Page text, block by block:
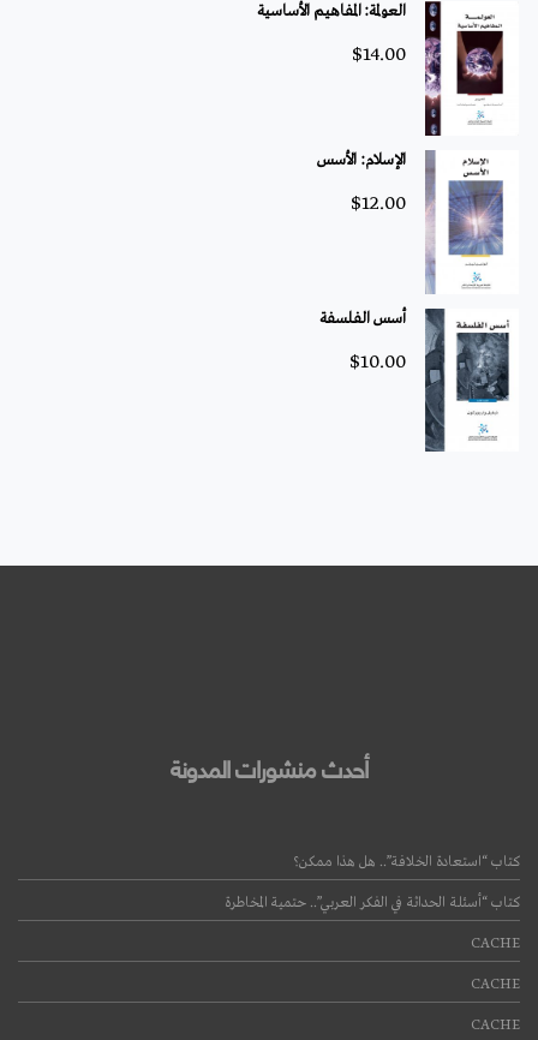
العولمة: المفاهيم الأساسية
$14.00
الإسلام: الأسس
$12.00
أسس الفلسفة
$10.00
أحدث منشورات المدونة
كتاب “استعادة الخلافة”.. هل هذا ممكن؟
كتاب “أسئلة الحداثة في الفكر العربي”.. حتمية المخاطرة
CACHE
CACHE
CACHE